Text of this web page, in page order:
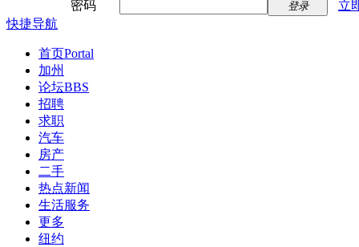
密码
登录
立
快捷导航
首页Portal
加州
论坛BBS
招聘
求职
汽车
房产
二手
热点新闻
生活服务
更多
纽约